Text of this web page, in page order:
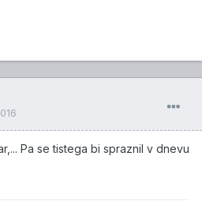
Pa se tistega bi spraznil v dnevu